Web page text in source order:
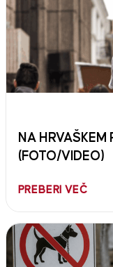
NA HRVAŠKEM
(FOTO/VIDEO)
PREBERI VEČ